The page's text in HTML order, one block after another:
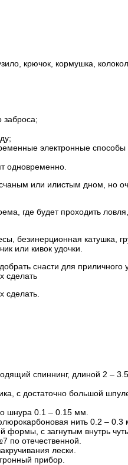
крючок, кормушка,
заброса;
электронные способы
одновременно.
или илистым дном, но
где будет проходить
безинерционная катушка,
или кивок удочки.
снасти для приличного
сделать
сделать.
спиннинг, длиной 2 –
с достаточно большой
шнура 0.1 – 0.15 мм.
нить 0.2 – 0.3
формы, с загнутым внутрь
отечественной.
лески.
прибор.